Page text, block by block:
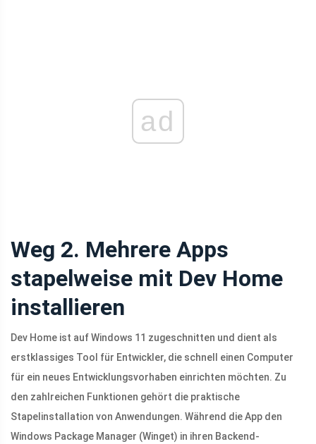
ad
Weg 2. Mehrere Apps
stapelweise mit Dev Home
installieren
Dev Home ist auf Windows 11 zugeschnitten und dient als
erstklassiges Tool für Entwickler, die schnell einen Computer
für ein neues Entwicklungsvorhaben einrichten möchten. Zu
den zahlreichen Funktionen gehört die praktische
Stapelinstallation von Anwendungen. Während die App den
Windows Package Manager (Winget) in ihren Backend-